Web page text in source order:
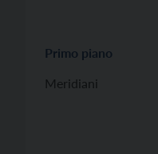
Primo piano
Meridiani